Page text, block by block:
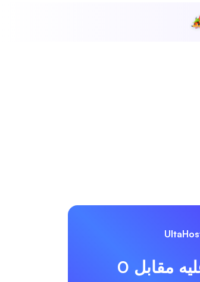
احصل عليه مقابل 0